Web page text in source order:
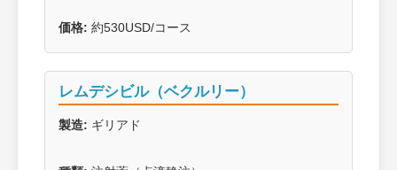
価格: 約530USD/コース
レムデシビル（ベクルリー）
製造: ギリアド